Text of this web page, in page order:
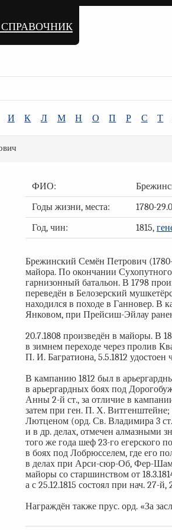
И К Л М Н О П Р С Т
ФИО:
Годы жизни, места:
1780-
Год, чин:
1815,
Брежинский Семён Петрович
майора. По окончании
гарнизонный батальон. В 1798
переведён в Белозерский
находился в походе в Ганновер. В
Янковом, при Прейсиш-Эйлау
20.7.1808 произведён в майоры. В
в зимнем переходе через пролив
П. И. Багратиона, 5.5.1812 удостоен
В кампанию 1812 был в
в арьергардных боях под
Анны 2-й ст., за отличие в
затем при ген. П. Х. Витгенштейне;
Лютценом (орд. Св. Владимира 3
и в др. делах, отмечен алмазными
того же года шеф 23-го егерского
в боях под Лобрюсселем, где его
в делах при Арси-сюр-Об, Фер-
майоры со старшинством от
а с 25.12.1815 состоял при нач. 27-
Награждён также прус. орд. «За